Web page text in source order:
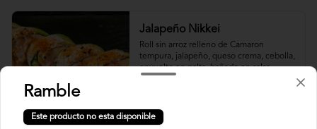
Jalapeño Nikkei
Roll sin arroz relleno de Camaron
tempura, jalapeño, queso crema, cebolla,
envuelto en palta, bañado en salsa
$8.500
Ramble
Este producto no esta disponible